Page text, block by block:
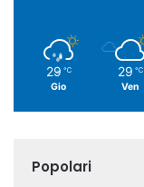
29 ℃
Gio
29 ℃
Ven
Popolari